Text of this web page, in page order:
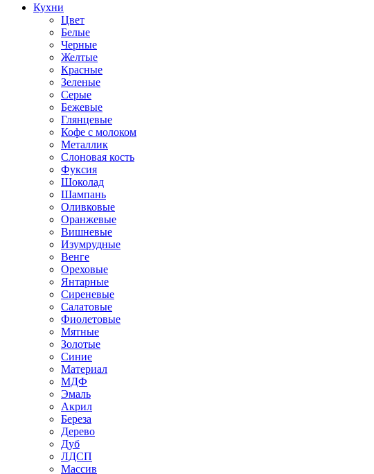
Кухни
Цвет
Белые
Черные
Желтые
Красные
Зеленые
Серые
Бежевые
Глянцевые
Кофе с молоком
Металлик
Слоновая кость
Фуксия
Шоколад
Шампань
Оливковые
Оранжевые
Вишневые
Изумрудные
Венге
Ореховые
Янтарные
Сиреневые
Салатовые
Фиолетовые
Мятные
Золотые
Синие
Материал
МДФ
Эмаль
Акрил
Береза
Дерево
Дуб
ЛДСП
Массив